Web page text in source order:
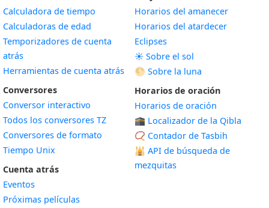
Calculadora de tiempo
Calculadoras de edad
Temporizadores de cuenta
atrás
Herramientas de cuenta atrás
Conversores
Conversor interactivo
Todos los conversores TZ
Conversores de formato
Tiempo Unix
Cuenta atrás
Eventos
Próximas películas
Horarios del amanecer
Horarios del atardecer
Eclipses
☀️ Sobre el sol
🌕 Sobre la luna
Horarios de oración
Horarios de oración
🕋 Localizador de la Qibla
📿 Contador de Tasbih
🕌 API de búsqueda de
mezquitas